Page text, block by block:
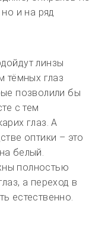
и на ряд
линзы
тёмных глаз
позволили бы
с тем
глаз. А
оптики – это
белый.
полностью
а переход в
естественно.